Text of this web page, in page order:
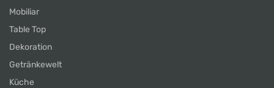
Mobiliar
Table Top
Dekoration
Getränkewelt
Küche